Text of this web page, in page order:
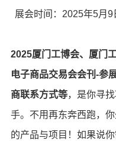
展会时间：2025年5月
2025厦门工博会、厦门
电子商品交易会会刊-参
商联系方式等，是你寻
手。不用再东奔西跑，
的产品与项目！如果说